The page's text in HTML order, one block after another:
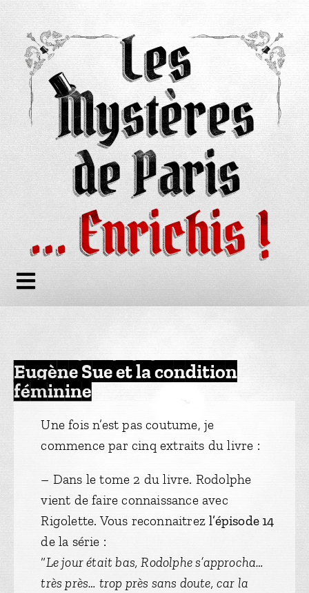
Eugène Sue et la condition
féminine
Une fois n’est pas coutume, je
commence par cinq extraits du livre :
– Dans le tome 2 du livre. Rodolphe
vient de faire connaissance avec
Rigolette. Vous reconnaitrezl’épisode 14
de la série :
“Le jour était bas, Rodolphe s’approcha…
très près… trop près sans doute, car la